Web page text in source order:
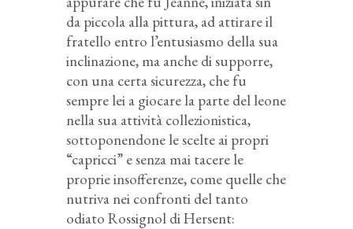
da piccola alla pittura, ad attirare il
fratello entro l’entusiasmo della sua
inclinazione, ma anche di supporre,
con una certa sicurezza, che fu
sempre lei a giocare la parte del leone
nella sua attività collezionistica,
sottoponendone le scelte ai propri
“capricci” e senza mai tacere le
proprie insofferenze, come quelle che
nutriva nei confronti del tanto
odiato Rossignol di Hersent: